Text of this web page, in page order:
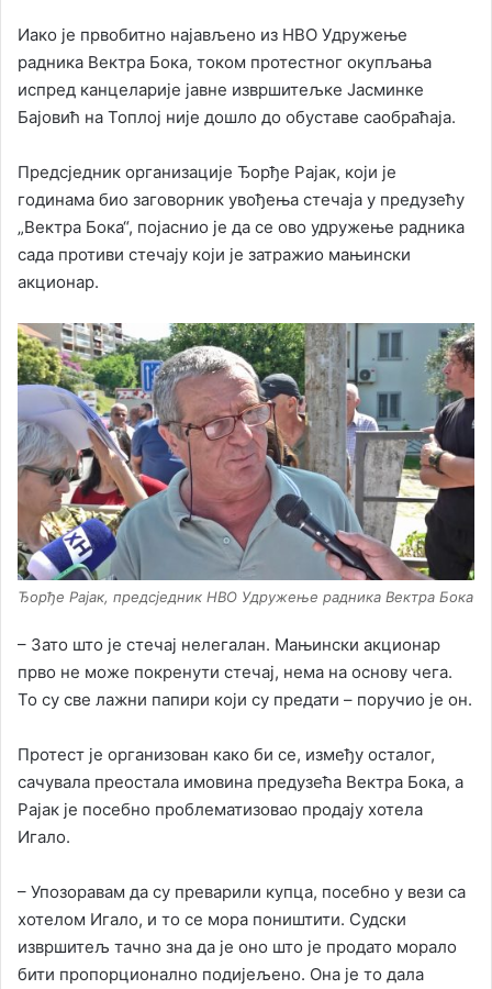
Иако је првобитно најављено из НВО Удружење
радника Вектра Бока, током протестног окупљања
испред канцеларије јавне извршитељке Јасминке
Бајовић на Топлој није дошло до обуставе саобраћаја.
Предсједник организације Ђорђе Рајак, који је
годинама био заговорник увођења стечаја у предузећу
„Вектра Бока“, појаснио је да се ово удружење радника
сада противи стечају који је затражио мањински
акционар.
Ђорђе Рајак, предсједник НВО Удружење радника Вектра Бока
– Зато што је стечај нелегалан. Мањински акционар
прво не може покренути стечај, нема на основу чега.
То су све лажни папири који су предати – поручио је он.
Протест је организован како би се, између осталог,
сачувала преостала имовина предузећа Вектра Бока, а
Рајак је посебно проблематизовао продају хотела
Игало.
– Упозоравам да су преварили купца, посебно у вези са
хотелом Игало, и то се мора поништити. Судски
извршитељ тачно зна да је оно што је продато морало
бити пропорционално подијељено. Она је то дала